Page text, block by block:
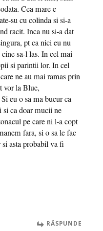
Cea mare e
su cu colinda si si-a
racit. Inca nu si-a dat
pt ca nici eu nu
cine sa-l las. In cel mai
si parintii lor. In cel
ne au mai ramas prin
vor la Blue,
eu o sa ma bucur ca
si ca doar mucii ne
pe care ni l-a copt
fara, si o sa le fac
asta probabil va fi
RĂSPUNDE